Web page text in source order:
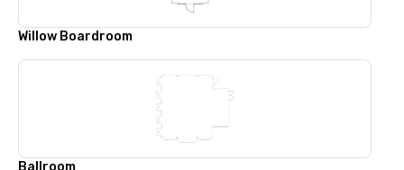
Willow Boardroom
Ballroom